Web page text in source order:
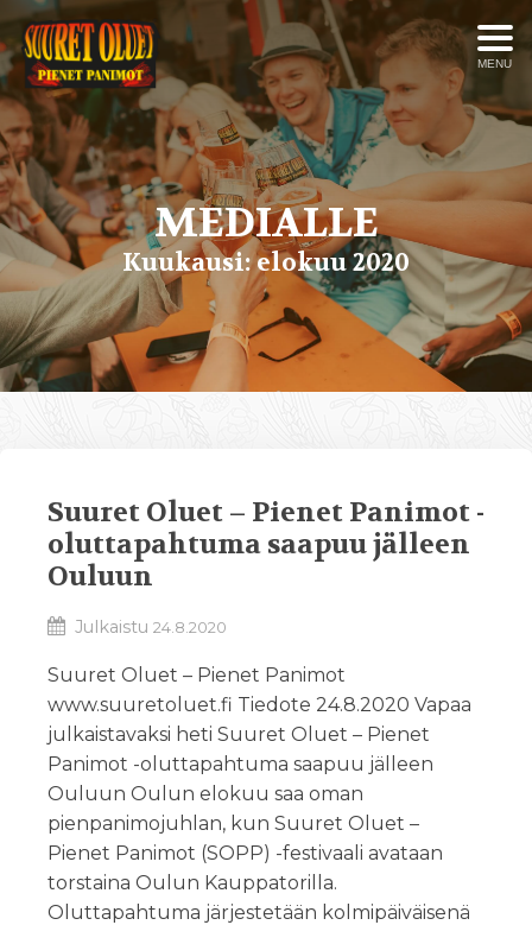
MENU
MEDIALLE
Kuukausi:elokuu 2020
Suuret Oluet – Pienet Panimot -
oluttapahtuma saapuu jälleen
Ouluun
Julkaistu 24.8.2020
Suuret Oluet – Pienet Panimot
www.suuretoluet.fi Tiedote 24.8.2020 Vapaa
julkaistavaksi heti Suuret Oluet – Pienet
Panimot -oluttapahtuma saapuu jälleen
Ouluun Oulun elokuu saa oman
pienpanimojuhlan, kun Suuret Oluet –
Pienet Panimot (SOPP) -festivaali avataan
torstaina Oulun Kauppatorilla.
Oluttapahtuma järjestetään kolmipäiväisenä